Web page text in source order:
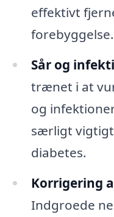
effektivt
forebyggelse.
Sår og
trænet i at
og
særligt
diabetes.
Korrigering
Indgroede